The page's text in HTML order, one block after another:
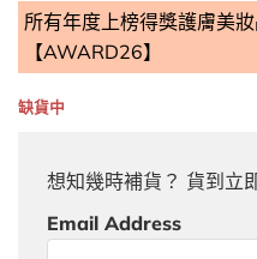
所有年度上榜得獎護膚美
【AWARD26】
缺貨中
想知幾時補貨？ 貨到立
Email Address